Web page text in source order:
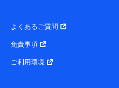
等
）
よくあるご質問
免責事項
ご利用環境